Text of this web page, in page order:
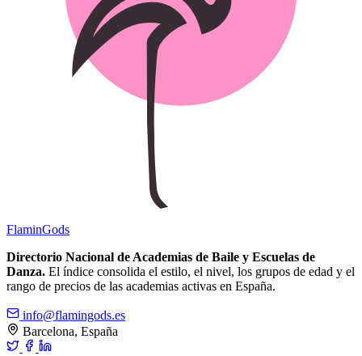
FlaminGods
Directorio Nacional de Academias de Baile y Escuelas de
Danza. El índice consolida el estilo, el nivel, los grupos de edad y el
rango de precios de las academias activas en España.
info@flamingods.es
Barcelona, España